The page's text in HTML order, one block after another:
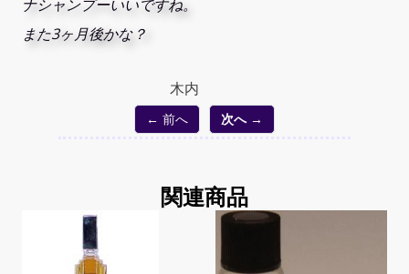
ナシャンプーいいですね。
また3ヶ月後かな？
木内
← 前へ 次へ →
関連商品